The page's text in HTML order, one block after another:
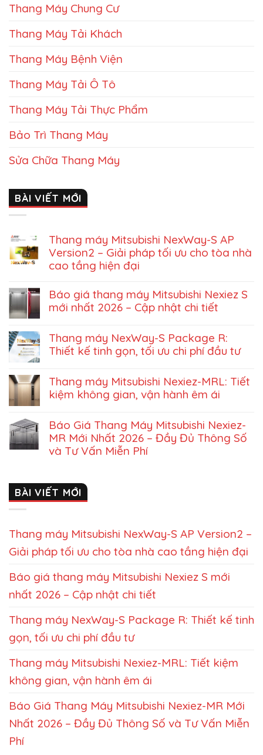
Thang Máy Chung Cư
Thang Máy Tải Khách
Thang Máy Bệnh Viện
Thang Máy Tải Ô Tô
Thang Máy Tải Thực Phẩm
Bảo Trì Thang Máy
Sửa Chữa Thang Máy
BÀI VIẾT MỚI
Thang máy Mitsubishi NexWay-S AP
Version2 – Giải pháp tối ưu cho tòa nhà
cao tầng hiện đại
Báo giá thang máy Mitsubishi Nexiez S
mới nhất 2026 – Cập nhật chi tiết
Thang máy NexWay-S Package R:
Thiết kế tinh gọn, tối ưu chi phí đầu tư
Thang máy Mitsubishi Nexiez-MRL: Tiết
kiệm không gian, vận hành êm ái
Báo Giá Thang Máy Mitsubishi Nexiez-
MR Mới Nhất 2026 – Đầy Đủ Thông Số
và Tư Vấn Miễn Phí
BÀI VIẾT MỚI
Thang máy Mitsubishi NexWay-S AP Version2 –
Giải pháp tối ưu cho tòa nhà cao tầng hiện đại
Báo giá thang máy Mitsubishi Nexiez S mới
nhất 2026 – Cập nhật chi tiết
Thang máy NexWay-S Package R: Thiết kế tinh
gọn, tối ưu chi phí đầu tư
Thang máy Mitsubishi Nexiez-MRL: Tiết kiệm
không gian, vận hành êm ái
Báo Giá Thang Máy Mitsubishi Nexiez-MR Mới
Nhất 2026 – Đầy Đủ Thông Số và Tư Vấn Miễn
Phí